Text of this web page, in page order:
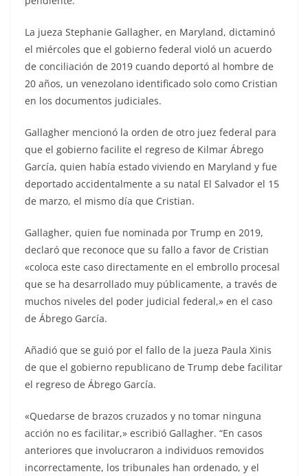
La jueza Stephanie Gallagher, en Maryland, dictaminó
el miércoles que el gobierno federal violó un acuerdo
de conciliación de 2019 cuando deportó al hombre de
20 años, un venezolano identificado solo como Cristian
en los documentos judiciales.
Gallagher mencionó la orden de otro juez federal para
que el gobierno facilite el regreso de Kilmar Ábrego
García, quien había estado viviendo en Maryland y fue
deportado accidentalmente a su natal El Salvador el 15
de marzo, el mismo día que Cristian.
Gallagher, quien fue nominada por Trump en 2019,
declaró que reconoce que su fallo a favor de Cristian
«coloca este caso directamente en el embrollo procesal
que se ha desarrollado muy públicamente, a través de
muchos niveles del poder judicial federal,» en el caso
de Ábrego García.
Añadió que se guió por el fallo de la jueza Paula Xinis
de que el gobierno republicano de Trump debe facilitar
el regreso de Ábrego García.
«Quedarse de brazos cruzados y no tomar ninguna
acción no es facilitar,» escribió Gallagher. “En casos
anteriores que involucraron a individuos removidos
incorrectamente, los tribunales han ordenado, y el